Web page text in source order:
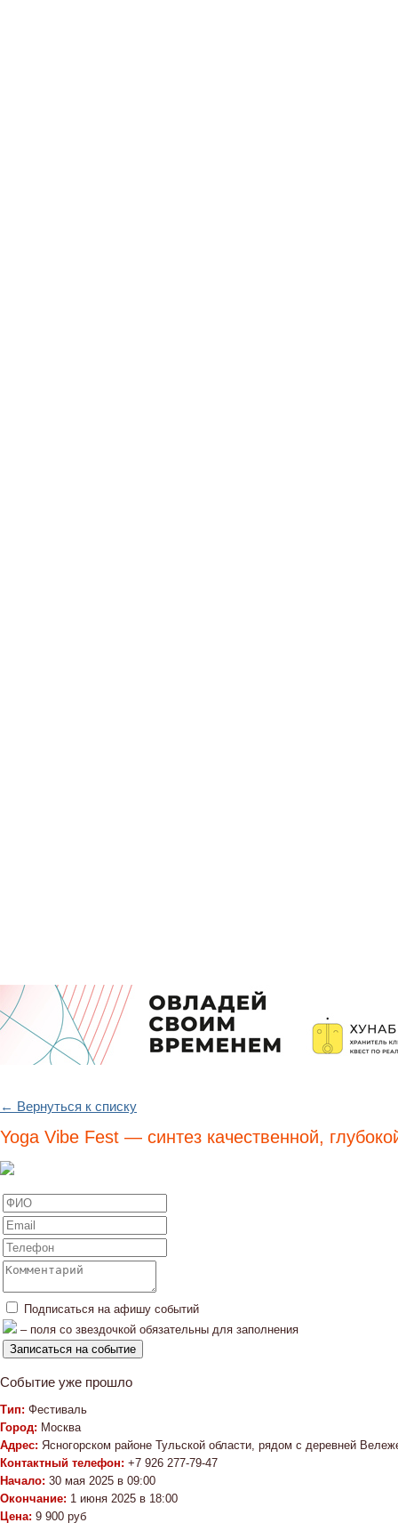
← Вернуться к списку
Yoga Vibe Fest — синтез качественной,
Подписаться на афишу событий
– поля со звездочкой обязательны для заполнения
Событие уже прошло
Тип: Фестиваль
Город: Москва
Адрес: Ясногорском районе Тульской области, рядом с деревней
Контактный телефон: +7 926 277-79-47
Начало: 30 мая 2025 в 09:00
Окончание: 1 июня 2025 в 18:00
Цена: 9 900 руб